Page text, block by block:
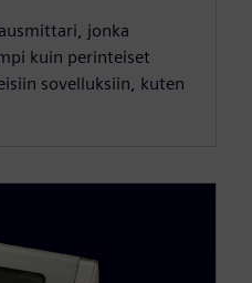
jonka
kuin perinteiset
sovelluksiin, kuten